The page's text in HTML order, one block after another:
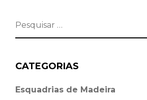
CATEGORIAS
Esquadrias de Madeira⁠